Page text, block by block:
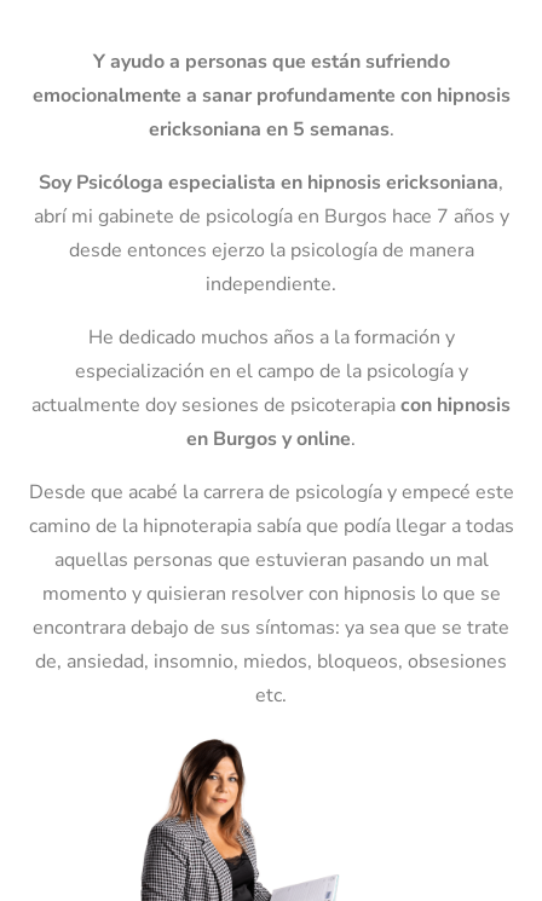
Y ayudo a personas que están sufriendo
emocionalmente a sanar profundamente con hipnosis
ericksoniana en 5 semanas.
Soy Psicóloga especialista en hipnosis ericksoniana,
abrí mi gabinete de psicología en Burgos hace 7 años y
desde entonces ejerzo la psicología de manera
independiente.
He dedicado muchos años a la formación y
especialización en el campo de la psicología y
actualmente doy sesiones de psicoterapiacon hipnosis
en Burgos y online.
Desde que acabé la carrera de psicología y empecé este
camino de la hipnoterapia sabía que podía llegar a todas
aquellas personas que estuvieran pasando un mal
momento y quisieran resolver con hipnosis lo que se
encontrara debajo de sus síntomas: ya sea que se trate
de, ansiedad, insomnio, miedos, bloqueos, obsesiones
etc.